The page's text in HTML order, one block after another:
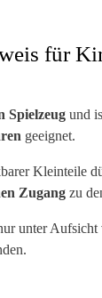
Spielzeug und
geeignet.
Kleinteile
Zugang zu
unter Aufsicht